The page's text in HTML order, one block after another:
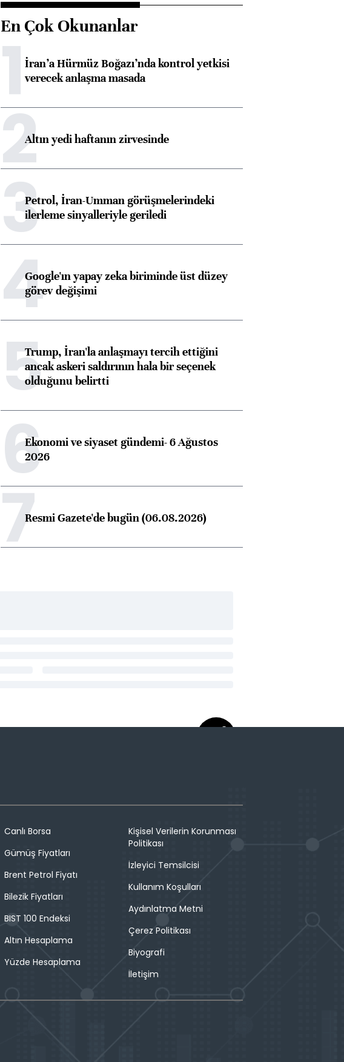
En Çok Okunanlar
1İran’a Hürmüz Boğazı’nda kontrol yetkisi
verecek anlaşma masada
2Altın yedi haftanın zirvesinde
3Petrol, İran-Umman görüşmelerindeki
ilerleme sinyalleriyle geriledi
4Google'ın yapay zeka biriminde üst düzey
görev değişimi
5Trump, İran'la anlaşmayı tercih ettiğini
ancak askeri saldırının hala bir seçenek
olduğunu belirtti
6Ekonomi ve siyaset gündemi- 6 Ağustos
2026
7Resmi Gazete'de bugün (06.08.2026)
Canlı Borsa
Gümüş Fiyatları
Brent Petrol Fiyatı
Bilezik Fiyatları
BIST 100 Endeksi
Altın Hesaplama
Yüzde Hesaplama
Kişisel Verilerin Korunması
Politikası
İzleyici Temsilcisi
Kullanım Koşulları
Aydınlatma Metni
Çerez Politikası
Biyografi
İletişim